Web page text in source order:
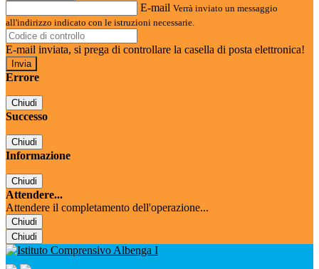
E-mail Verrà inviato un messaggio
all'indirizzo indicato con le istruzioni necessarie.
E-mail inviata, si prega di controllare la casella di posta elettronica!
Errore
Chiudi
Successo
Chiudi
Informazione
Chiudi
Attendere...
Attendere il completamento dell'operazione...
Chiudi
Chiudi